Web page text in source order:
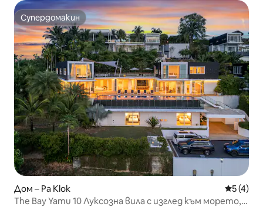
Супердомакин
Супердомакин
Дом – Pa Klok Средна
5 (4)
The Bay Yamu 10 Луксозна вила с изглед към морето, 7